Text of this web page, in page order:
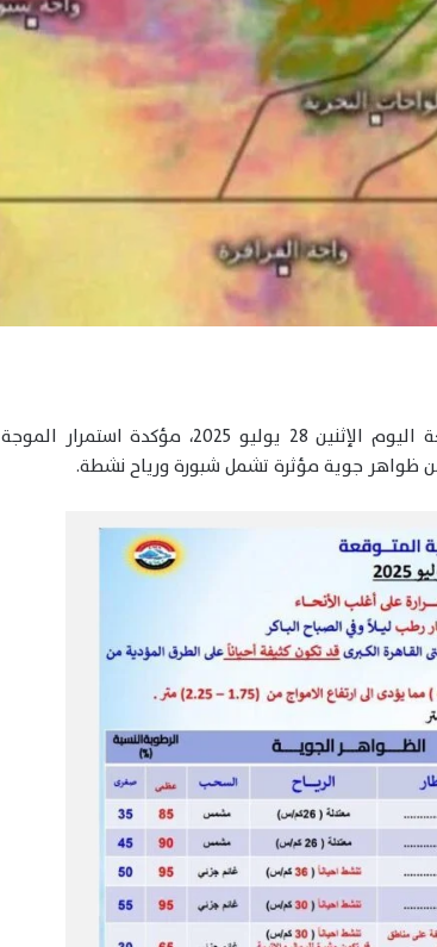
أعلنت الهيئة العامة للأرصاد الجوية حالة الطقس المتوقعة اليوم الإثنين 28 يوليو 2025، مؤكدة استمرار الموجة
ظواهر جوية مؤثرة تشمل شبورة ورياح نشطة.